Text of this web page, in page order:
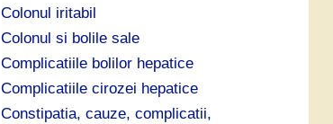
Colonul iritabil
Colonul si bolile sale
Complicatiile bolilor hepatice
Complicatiile cirozei hepatice
Constipatia, cauze, complicatii,